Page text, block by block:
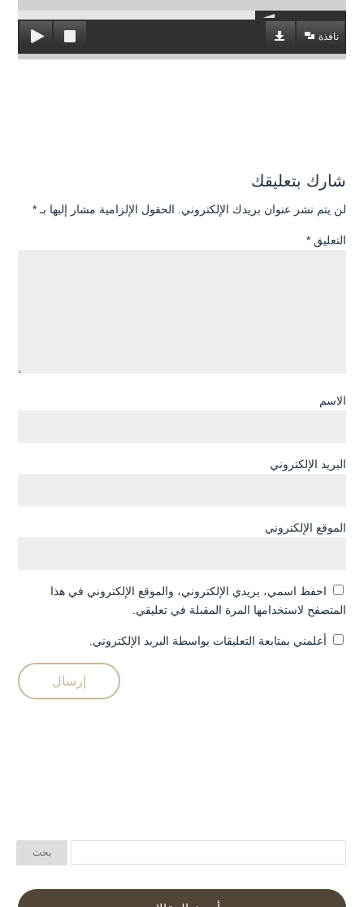
نافذة
شارك بتعليقك
لن يتم نشر عنوان بريدك الإلكتروني. الحقول الإلزامية مشار إليها بـ *
التعليق *
الاسم
البريد الإلكتروني
الموقع الإلكتروني
احفظ اسمي، بريدي الإلكتروني، والموقع الإلكتروني في هذا
المتصفح لاستخدامها المرة المقبلة في تعليقي.
أعلمني بمتابعة التعليقات بواسطة البريد الإلكتروني.